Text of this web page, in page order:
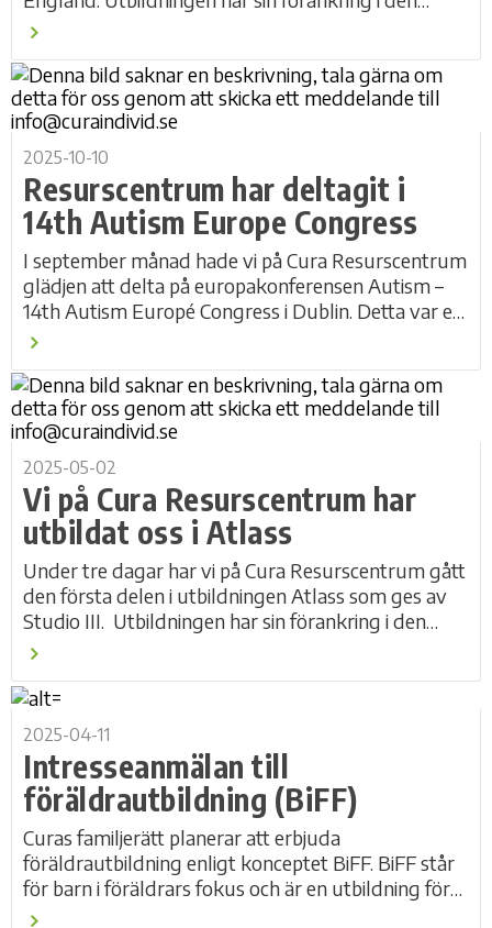
positiva psykologin och är en påbyggnad av
2025-10-10
Resurscentrum har deltagit i
14th Autism Europe Congress
I september månad hade vi på Cura Resurscentrum
glädjen att delta på europakonferensen Autism –
14th Autism Europé Congress i Dublin. Detta var en
mycket intressant konferens som tog...
2025-05-02
Vi på Cura Resurscentrum har
utbildat oss i Atlass
Under tre dagar har vi på Cura Resurscentrum gått
den första delen i utbildningen Atlass som ges av
Studio III. Utbildningen har sin förankring i den
positiva psykologin och är en påbyggnad...
2025-04-11
Intresseanmälan till
föräldrautbildning (BiFF)
Curas familjerätt planerar att erbjuda
föräldrautbildning enligt konceptet BiFF. BiFF står
för barn i föräldrars fokus och är en utbildning för
dig som går igenom en tvist eller...